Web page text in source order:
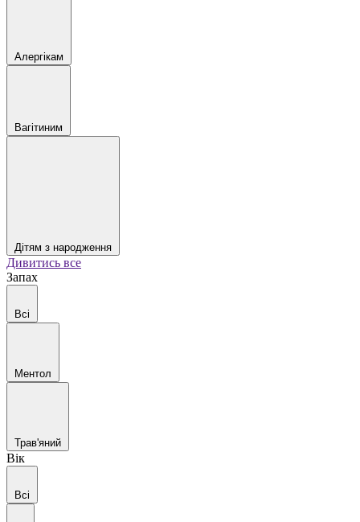
Алергікам
Вагітиним
Дітям з народження
Дивитись все
Запах
Всі
Ментол
Трав'яний
Вік
Всі